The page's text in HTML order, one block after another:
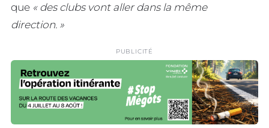
que « des clubs vont aller dans la même
direction. »
PUBLICITÉ